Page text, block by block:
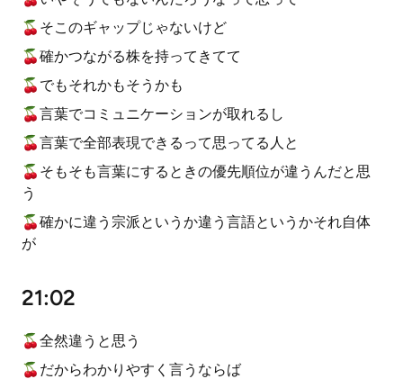
🍒そこのギャップじゃないけど
🍒確かつながる株を持ってきてて
🍒でもそれかもそうかも
🍒言葉でコミュニケーションが取れるし
🍒言葉で全部表現できるって思ってる人と
🍒そもそも言葉にするときの優先順位が違うんだと思
う
🍒確かに違う宗派というか違う言語というかそれ自体
が
21:02
🍒全然違うと思う
🍒だからわかりやすく言うならば